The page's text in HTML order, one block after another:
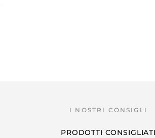
PRODOTTI CONSIGLIATI